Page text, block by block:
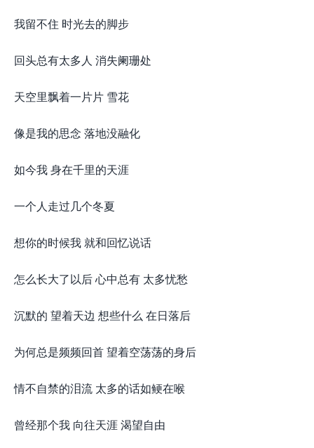
我留不住 时光去的脚步
回头总有太多人 消失阑珊处
天空里飘着一片片 雪花
像是我的思念 落地没融化
如今我 身在千里的天涯
一个人走过几个冬夏
想你的时候我 就和回忆说话
怎么长大了以后 心中总有 太多忧愁
沉默的 望着天边 想些什么 在日落后
为何总是频频回首 望着空荡荡的身后
情不自禁的泪流 太多的话如鲠在喉
曾经那个我 向往天涯 渴望自由